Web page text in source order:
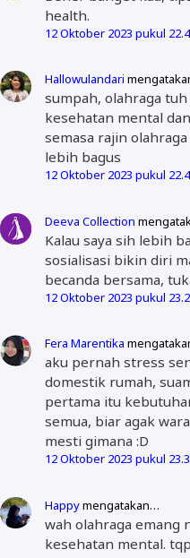
health.
12 Oktober 2023 pukul
Hallowulandari
sumpah, olahraga
kesehatan mental
semasa rajin
lebih bagus
12 Oktober 2023 pukul
Deeva Collection
Kalau saya sih lebih
sosialisasi bikin diri
becanda bersama,
12 Oktober 2023 pukul
Fera Marentika
aku pernah stress
domestik rumah,
pertama itu
semua, biar agak
mesti gimana :D
12 Oktober 2023 pukul
Happymengatakan…
wah olahraga emang
kesehatan mental.